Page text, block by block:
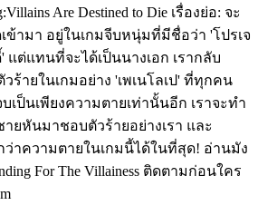
Are Destined to Die เรื่องย่อ: จะ
ข้ามา อยู่ในเกมจีบหนุ่มที่มีชื่อว่า 'โปรเจ
แต่แทนที่จะได้เป็นนางเอก เรากลับ
ร้ายในเกมอย่าง 'เพเนโลเป' ที่ทุกคน
เป็นเพียงความตายเท่านั้นอีก เราจะทำ
ยหันมาชอบตัวร้ายอย่างเรา และ
ว่าความตายในเกมนี้ได้ในที่สุด! อ่านมัง
For The Villainess ติดตามก่อนใคร